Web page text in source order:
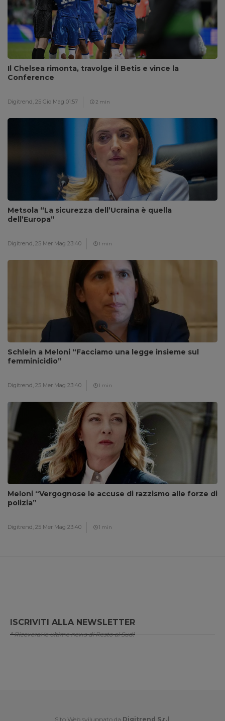
Il Chelsea rimonta, travolge il Betis e vince la
Conference
Digitrend, 25 Gio Mag 01:57 2 min
Metsola “La sicurezza dell’Ucraina è quella
dell’Europa”
Digitrend, 25 Mer Mag 23:40 1 min
Schlein a Meloni “Facciamo una legge insieme sul
femminicidio”
Digitrend, 25 Mer Mag 23:40 1 min
Meloni “Vergognose le accuse di razzismo alle forze di
polizia”
Digitrend, 25 Mer Mag 23:40 1 min
ISCRIVITI ALLA NEWSLETTER
* Riceverai le ultime news di Resto al Sud!
Sito Web sviluppato da Digitrend S.r.l